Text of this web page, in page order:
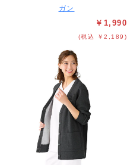
ガン
￥1,990
(税込 ￥2,189)